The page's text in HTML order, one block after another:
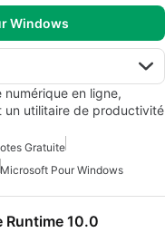
Windows
en ligne,
un utilitaire de productivité
Gratuite
Microsoft Pour Windows
Runtime 10.0